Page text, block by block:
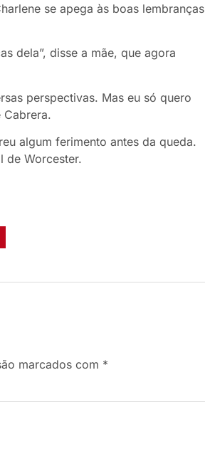
se apega às boas lembranças
dela”, disse a mãe, que agora
perspectivas. Mas eu só quero
Cabrera.
algum ferimento antes da queda.
de Worcester.
marcados com *